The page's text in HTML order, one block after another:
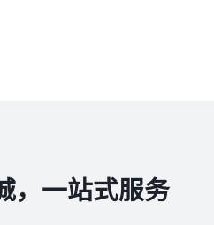
，一站式服务